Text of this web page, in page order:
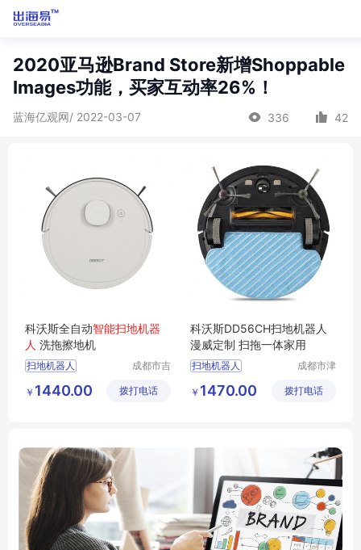
2020亚马逊Brand Store新增Shoppable
Images功能，买家互动率26%！
蓝海亿观网/ 2022-03-07 336 42
科沃斯全自动智能扫地机器
人 洗拖擦地机
扫地机器人
扫地机器人价格
成都市吉
技有限公
￥ 1440.00 拨打电话
科沃斯DD56CH扫地机器人
漫威定制 扫拖一体家用
扫地机器人
扫地机器人价格
成都市津
技有限公
￥ 1470.00 拨打电话